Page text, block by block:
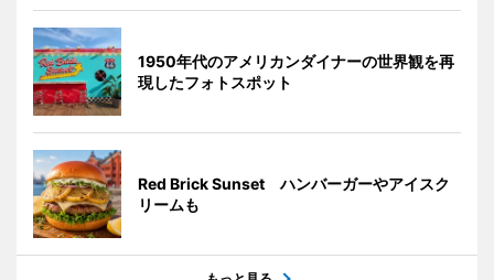
1950年代のアメリカンダイナーの世界観を再
現したフォトスポット
Red Brick Sunset ハンバーガーやアイスク
リームも